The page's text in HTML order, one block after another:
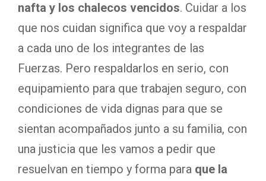
nafta y los chalecos vencidos. Cuidar a los
que nos cuidan significa que voy a respaldar
a cada uno de los integrantes de las
Fuerzas. Pero respaldarlos en serio, con
equipamiento para que trabajen seguro, con
condiciones de vida dignas para que se
sientan acompañados junto a su familia, con
una justicia que les vamos a pedir que
resuelvan en tiempo y forma para que la